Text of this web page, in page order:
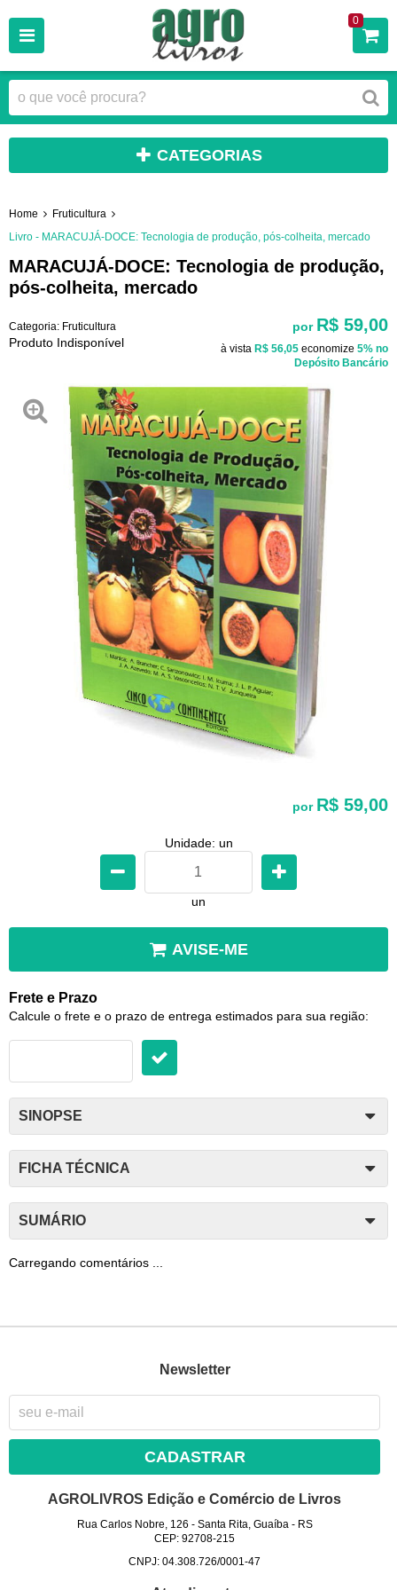
0
CATEGORIAS
Home
Fruticultura
Livro - MARACUJÁ-DOCE: Tecnologia de produção, pós-colheita, mercado
MARACUJÁ-DOCE: Tecnologia de produção,
pós-colheita, mercado
Categoria: Fruticultura
Produto Indisponível
por R$ 59,00
à vista R$ 56,05 economize 5% no
Depósito Bancário
por R$ 59,00
Unidade: un
un
AVISE-ME
Frete e Prazo
Calcule o frete e o prazo de entrega estimados para sua região:
SINOPSE
FICHA TÉCNICA
SUMÁRIO
Carregando comentários ...
Newsletter
CADASTRAR
AGROLIVROS Edição e Comércio de Livros
Rua Carlos Nobre, 126 - Santa Rita, Guaíba- RS
CEP: 92708-215
CNPJ: 04.308.726/0001-47